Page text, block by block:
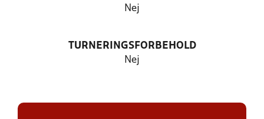
Nej
TURNERINGSFORBEHOLD
Nej